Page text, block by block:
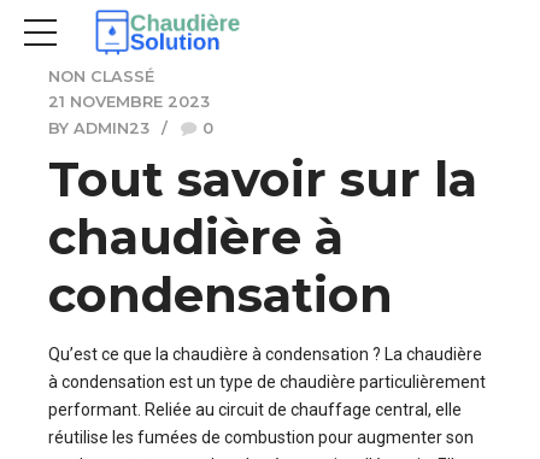
NON CLASSÉ
21 NOVEMBRE 2023
BY ADMIN23
0
Tout savoir sur la
chaudière à
condensation
Qu’est ce que la chaudière à condensation ? La chaudière
à condensation est un type de chaudière particulièrement
performant. Reliée au circuit de chauffage central, elle
réutilise les fumées de combustion pour augmenter son